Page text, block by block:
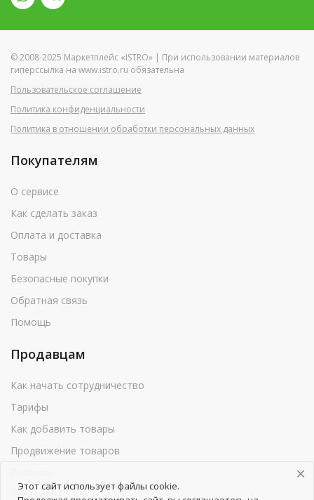
© 2008-2025 Маркетплейс «ISTRO» | При использовании материалов
гиперссылка на www.istro.ru обязательна
Пользовательское соглашение
Политика конфиденциальности
Политика в отношении обработки персональных данных
Покупателям
О сервисе
Как сделать заказ
Оплата и доставка
Товары
Безопасные покупки
Обратная связь
Помощь
Продавцам
Как начать сотрудничество
Тарифы
Как добавить товары
Продвижение товаров
Реквизиты
Этот сайт использует файлы cookie.